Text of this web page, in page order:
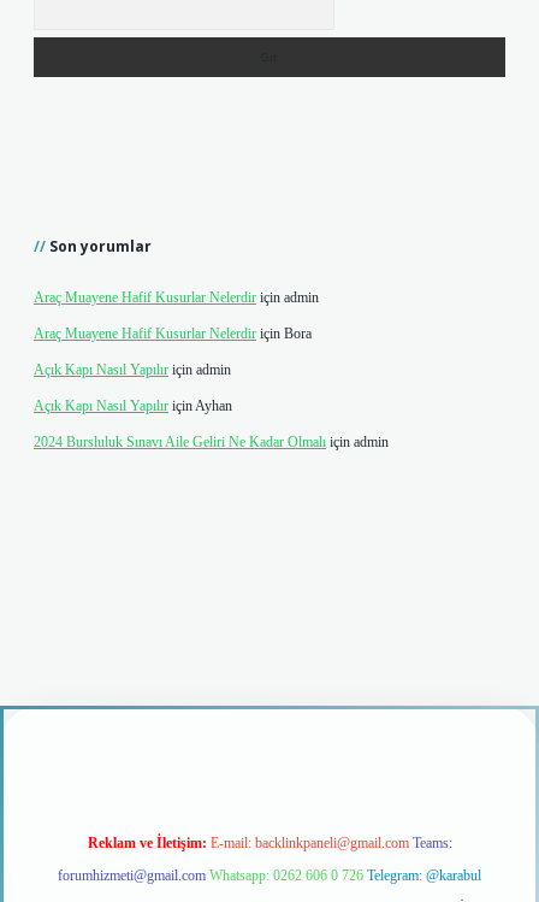
Son yorumlar
Araç Muayene Hafif Kusurlar Nelerdir için admin
Araç Muayene Hafif Kusurlar Nelerdir için Bora
Açık Kapı Nasıl Yapılır için admin
Açık Kapı Nasıl Yapılır içinAyhan
2024 Bursluluk Sınavı Aile Geliri Ne Kadar Olmalı için admin
Reklam ve İletişim: E-mail: backlinkpaneli@gmail.com Teams:
forumhizmeti@gmail.com Whatsapp: 0262 606 0 726 Telegram: @karabul